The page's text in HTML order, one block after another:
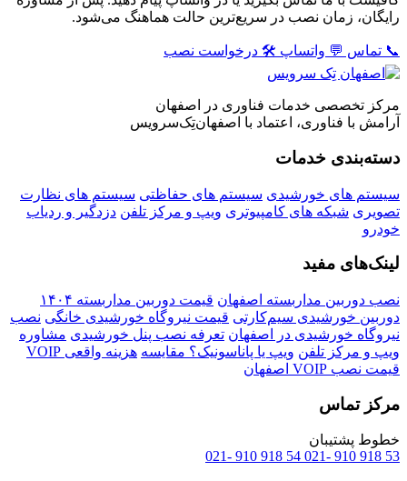
رایگان، زمان نصب در سریع‌ترین حالت هماهنگ می‌شود.
📞 تماس 💬 واتساپ 🛠️ درخواست نصب
مرکز تخصصی خدمات فناوری در اصفهان
آرامش با فناوری، اعتماد با اصفهان‌تِک‌سرویس
دسته‌بندی خدمات
سیستم های خورشیدی سیستم های حفاظتی سیستم های نظارت
تصویری شبکه های کامپیوتری ویپ و مرکز تلفن دزدگیر و ردیاب
خودرو
لینک‌های مفید
نصب دوربین مداربسته اصفهان قیمت دوربین مداربسته ۱۴۰۴
دوربین خورشیدی سیم‌کارتی قیمت نیروگاه خورشیدی خانگی نصب
نیروگاه خورشیدی در اصفهان تعرفه نصب پنل خورشیدی مشاوره
ویپ و مرکز تلفن ویپ یا پاناسونیک؟ مقایسه هزینه واقعی VOIP
قیمت نصب VOIP اصفهان
مرکز تماس
خطوط پشتیبان
53 918 910 -021
54 918 910 -021